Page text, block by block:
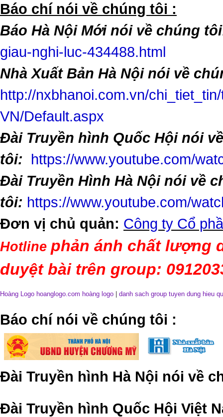
​Báo chí nói về chúng tôi :
Báo Hà Nội Mới nói về chúng
giau-nghi-luc-434488.html
Nhà Xuất Bản Hà Nội nói về
http://nxbhanoi.com.vn/
VN/Default.aspx
Đài Truyền hình Quốc Hội nói
tôi:
https://www.youtube.com/
Đài Truyền Hình Hà Nội nói về
tôi: https://www.youtube.com/
Đơn vị chủ quản: Công ty Cổ
Hotline phản ánh chất lượng
duyệt bài trên group:
Hoàng Logo hoanglogo.com hoàng logo danh sach group tuyen dung hieu
​Báo chí nói về chúng tôi :
Đài Truyền hình Hà Nội nói về
Đài Truyền hình Quốc Hội Việt